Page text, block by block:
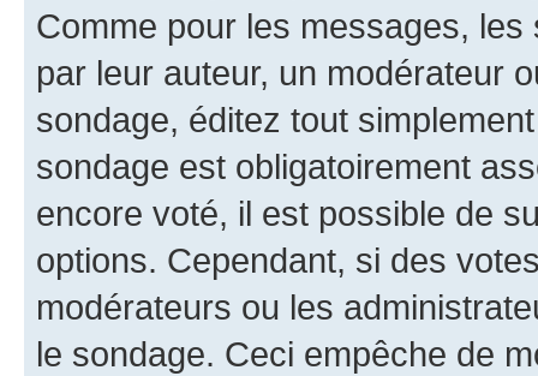
Comme pour les messages,
par leur auteur, un modérateur
sondage, éditez tout
sondage est obligatoirement
encore voté, il est possible de
options. Cependant, si des
modérateurs ou les
le sondage. Ceci empêche de